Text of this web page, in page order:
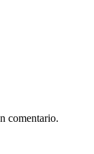
comentario.